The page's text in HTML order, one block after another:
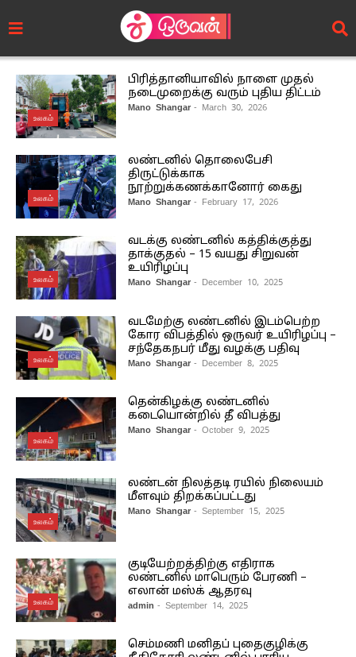
உலகம்
பிரித்தானியாவில் நாளை முதல்
நடைமுறைக்கு வரும் புதிய திட்டம்
Mano Shangar - March 30, 2026
உலகம்
லண்டனில் தொலைபேசி
திருட்டுக்காக
நூற்றுக்கணக்கானோர் கைது
Mano Shangar - February 17, 2026
உலகம்
வடக்கு லண்டனில் கத்திக்குத்து
தாக்குதல் – 15 வயது சிறுவன்
உயிரிழப்பு
Mano Shangar - December 10, 2025
உலகம்
வடமேற்கு லண்டனில் இடம்பெற்ற
கோர விபத்தில் ஒருவர் உயிரிழப்பு –
சந்தேகநபர் மீது வழக்கு பதிவு
Mano Shangar - December 8, 2025
உலகம்
தென்கிழக்கு லண்டனில்
கடையொன்றில் தீ விபத்து
Mano Shangar - October 9, 2025
உலகம்
லண்டன் நிலத்தடி ரயில் நிலையம்
மீளவும் திறக்கப்பட்டது
Mano Shangar - September 15, 2025
உலகம்
குடியேற்றத்திற்கு எதிராக
லண்டனில் மாபெரும் பேரணி –
எலான் மஸ்க் ஆதரவு
admin - September 14, 2025
செம்மணி மனிதப் புதைகுழிக்கு